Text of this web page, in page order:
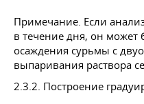
Примечание. Если
в течение дня, он может
осаждения сурьмы с
выпаривания раствора
2.3.2. Построение